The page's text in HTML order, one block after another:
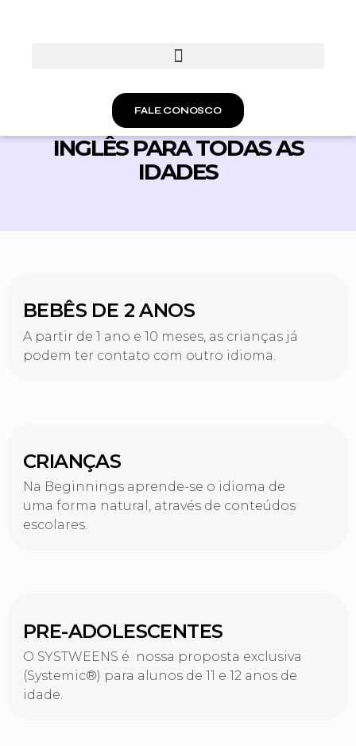
FALE CONOSCO
INGLÊS PARA TODAS AS
IDADES
BEBÊS DE 2 ANOS
A partir de 1 ano e 10 meses, as crianças já
podem ter contato com outro idioma.
CRIANÇAS
Na Beginnings aprende-se o idioma de
uma forma natural, através de conteúdos
escolares.
PRE-ADOLESCENTES
O SYSTWEENS é nossa proposta exclusiva
(Systemic®) para alunos de 11 e 12 anos de
idade.